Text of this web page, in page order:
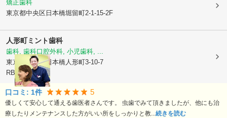
矯正歯科
東京都中央区 日本橋堀留町2-1-15-2F
人形町ミント歯科
歯科, 歯科口腔外科, 小児歯科, ...
東京都中央区日本橋人形町3-10-7
RBCビル1階
口コミ: 1件 5
優しくて安心して通える歯医者さんです。 虫歯でみて頂きましたが、他にも治
療したりメンテナンスした方がいい所をしっかりと教...続きを読む